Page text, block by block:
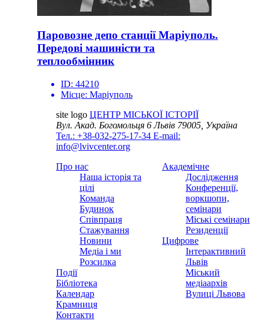
Паровозне депо станції Маріуполь.
Передові машиністи та
теплообмінник
ID: 44210
Місце: Маріуполь
site logo ЦЕНТР МІСЬКОЇ ІСТОРІЇ
Вул. Акад. Богомольця 6Львів 79005, Україна
Тел.: +38-032-275-17-34 E-mail:
info@lvivcenter.org
Про нас
Наша історія та
цілі
Команда
Будинок
Співпраця
Стажування
Новини
Медіа і ми
Розсилка
Події
Бібліотека
Календар
Крамниця
Контакти
Академічне
Дослідження
Конференції,
воркшопи,
семінари
Міські семінари
Резиденції
Цифрове
Інтерактивний
Львів
Міський
медіаархів
Вулиці Львова